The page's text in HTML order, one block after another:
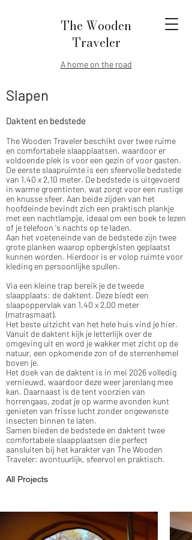
The Wooden
Traveler
A home on the road
Slapen
Daktent en bedstede
The Wooden Traveler beschikt over twee ruime
en comfortabele slaapplaatsen, waardoor er
voldoende plek is voor een gezin of voor gasten.
De eerste slaapruimte is een sfeervolle bedstede
van 1,40 x 2,10 meter. De bedstede is uitgevoerd
in warme groentinten, wat zorgt voor een rustige
en knusse sfeer. Aan beide zijden van het
hoofdeinde bevindt zich een praktisch plankje
met een nachtlampje, ideaal om een boek te lezen
of je telefoon 's nachts op te laden.
Aan het voeteneinde van de bedstede zijn twee
grote planken waarop opbergkisten geplaatst
kunnen worden. Hierdoor is er volop ruimte voor
kleding en persoonlijke spullen.
Via een kleine trap bereik je de tweede
slaapplaats: de daktent. Deze biedt een
slaapoppervlak van 1,40 x 2,00 meter
(matrasmaat).
Het beste uitzicht van het hele huis vind je hier.
Vanuit de daktent kijk je letterlijk over de
omgeving uit en word je wakker met zicht op de
natuur, een opkomende zon of de sterrenhemel
boven je.
Het doek van de daktent is in mei 2026 volledig
vernieuwd, waardoor deze weer jarenlang mee
kan. Daarnaast is de tent voorzien van
horrengaas, zodat je op warme avonden kunt
genieten van frisse lucht zonder ongewenste
insecten binnen te laten.
Samen bieden de bedstede en daktent twee
comfortabele slaapplaatsen die perfect
aansluiten bij het karakter van The Wooden
Traveler: avontuurlijk, sfeervol en praktisch.
All Projects